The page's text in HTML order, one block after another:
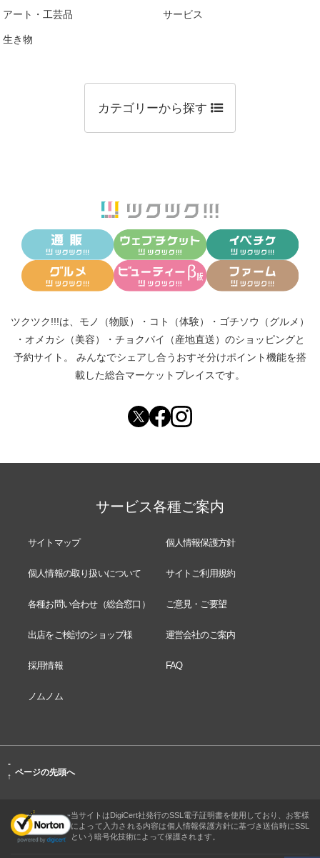
アート・工芸品 サービス
生き物
カテゴリーから探す
ツクツク!!!は、 モノ（物販） ・ コト（体験） ・ ゴチソウ（グルメ）
・ オメカシ（美容） ・ チョクバイ（産地直送） のショッピングと
予約サイト。
みんなでシェアし合う おすそ分けポイント機能を搭
載した総合マーケットプレイスです。
サービス各種ご案内
サイトマップ 個人情報保護方針
個人情報の取り扱いについて サイトご利用規約
各種お問い合わせ（総合窓口） ご意見・ご要望
出店をご検討のショップ様 運営会社のご案内
採用情報 FAQ
ノムノム
-
↑ ページの先頭へ
当サイトはDigiCert社発行のSSL電子証明書を使用しており、お客様
によって入力される内容は個人情報保護方針に基づき送信時にSSL
という暗号化技術によって保護されます。